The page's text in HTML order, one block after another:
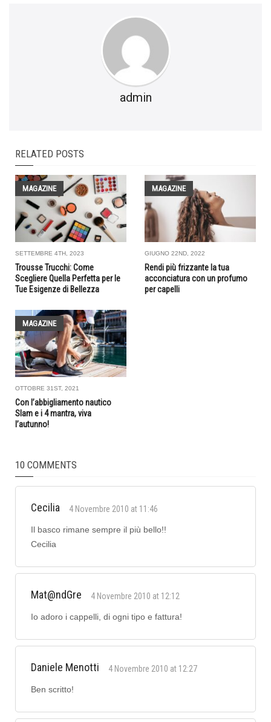
admin
RELATED POSTS
MAGAZINE
SETTEMBRE 4TH, 2023
Trousse Trucchi: Come
Scegliere Quella Perfetta per le
Tue Esigenze di Bellezza
MAGAZINE
GIUGNO 22ND, 2022
Rendi più frizzante la tua
acconciatura con un profumo
per capelli
MAGAZINE
OTTOBRE 31ST, 2021
Con l’abbigliamento nautico
Slam e i 4 mantra, viva
l’autunno!
10 COMMENTS
Cecilia 4 Novembre 2010 at 11:46
Il basco rimane sempre il più bello!!
Cecilia
Mat@ndGre 4 Novembre 2010 at 12:12
Io adoro i cappelli, di ogni tipo e fattura!
Daniele Menotti 4 Novembre 2010 at 12:27
Ben scritto!